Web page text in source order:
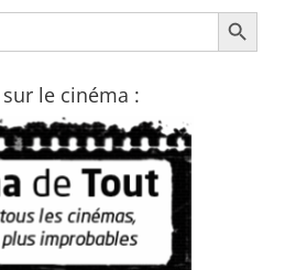
Search Button
le cinéma :